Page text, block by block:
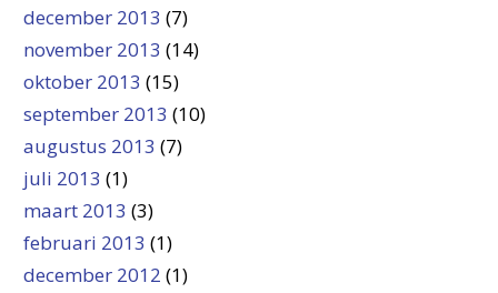
december 2013 (7)
november 2013 (14)
oktober 2013 (15)
september 2013 (10)
augustus 2013 (7)
juli 2013 (1)
maart 2013 (3)
februari 2013 (1)
december 2012 (1)